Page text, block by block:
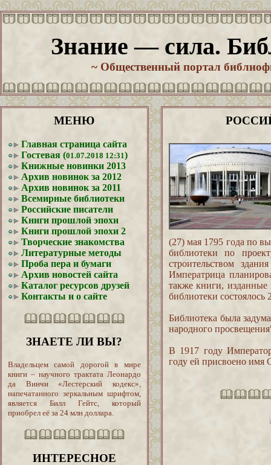
Знание — сила.
~ Общественный портал
МЕНЮ
Главная страница сайта
Гостевая (01.07.2018 12:31)
Книжные новинки 2013
Архив новинок за 2012
Архив новинок за 2011
Всемирные библиотеки
Российские писатели
Книги прошлой эпохи
Книги прошлой эпохи 2
Творческие знакомства
Литературные методы
Проба пера и бумаги
Архив новостей сайта
Каталог ресурсов друзей
Контакты и о сайте
ЗНАЕТЕ ЛИ ВЫ?
Владельцем самой дорогой в мире
книги – научного трактата Леонардо
да Винчи «Лестерский кодекс»,
напечатанного зеркальным шрифтом,
является Билл Гейтс, который
приобрел её за 24 млн доллара.
ИНТЕРЕСНОЕ
(27) мая 1795 года по
библиотеки по
строительством
Императрица
также книги,
библиотеки состоялось
Библиотека была
народного
В 1917 году
году ей присвоено имя